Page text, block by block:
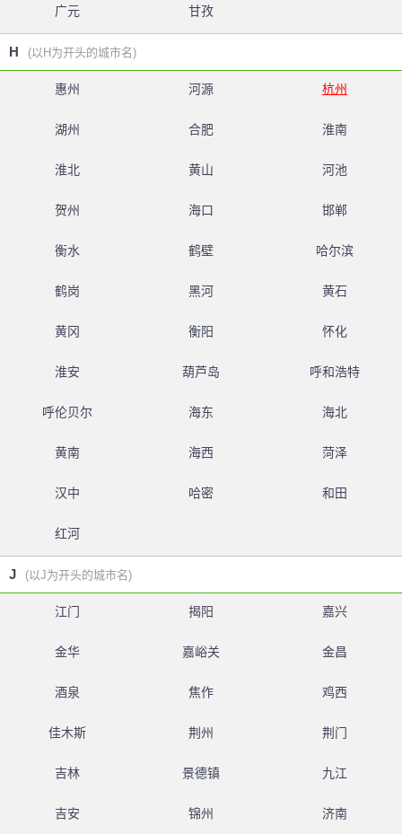
广元 甘孜
H (以H为开头的城市名)
惠州 河源 杭州
湖州 合肥 淮南
淮北 黄山 河池
贺州 海口 邯郸
衡水 鹤壁 哈尔滨
鹤岗 黑河 黄石
黄冈 衡阳 怀化
淮安 葫芦岛 呼和浩特
呼伦贝尔 海东 海北
黄南 海西 菏泽
汉中 哈密 和田
红河
J (以J为开头的城市名)
江门 揭阳 嘉兴
金华 嘉峪关 金昌
酒泉 焦作 鸡西
佳木斯 荆州 荆门
吉林 景德镇 九江
吉安 锦州 济南